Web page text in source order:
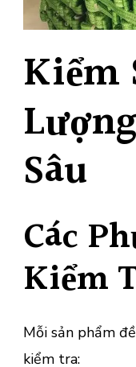
Kiểm
Sâu
Các
Kiểm
Mỗi sản phẩm
kiểm tra: